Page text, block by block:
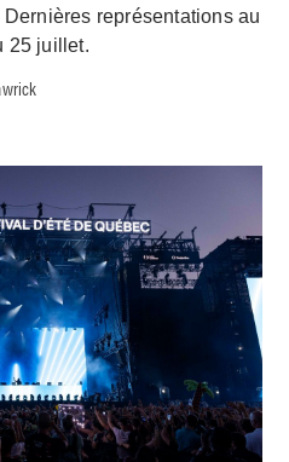
représentations au
25 juillet.